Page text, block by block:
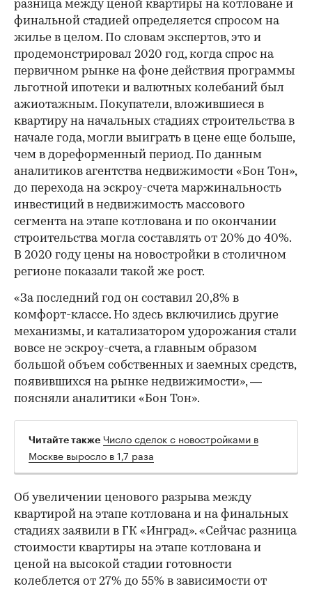
разница между ценой квартиры на котловане и
финальной стадией определяется спросом на
жилье в целом. По словам экспертов, это и
продемонстрировал 2020 год, когда спрос на
первичном рынке на фоне действия программы
льготной ипотеки и валютных колебаний был
ажиотажным. Покупатели, вложившиеся в
квартиру на начальных стадиях строительства в
начале года, могли выиграть в цене еще больше,
чем в дореформенный период. По данным
аналитиков агентства недвижимости «Бон Тон»,
до перехода на эскроу-счета маржинальность
инвестиций в недвижимость массового
сегмента на этапе котлована и по окончании
строительства могла составлять от 20% до 40%.
В 2020 году цены на новостройки в столичном
регионе показали такой же рост.
«За последний год он составил 20,8% в
комфорт-классе. Но здесь включились другие
механизмы, и катализатором удорожания стали
вовсе не эскроу-счета, а главным образом
большой объем собственных и заемных средств,
появившихся на рынке недвижимости», —
поясняли аналитики «Бон Тон».
Читайте также Число сделок с новостройками в
Москве выросло в 1,7 раза
Об увеличении ценового разрыва между
квартирой на этапе котлована и на финальных
стадиях заявили в ГК «Инград». «Сейчас разница
стоимости квартиры на этапе котлована и
ценой на высокой стадии готовности
колеблется от 27% до 55% в зависимости от